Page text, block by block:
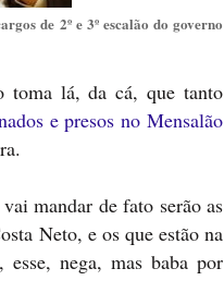
de 2º e 3º escalão do governo
toma lá, da cá, que tanto
e presos no Mensalão
mandar de fato serão as
Neto, e os que estão na
nega, mas baba por